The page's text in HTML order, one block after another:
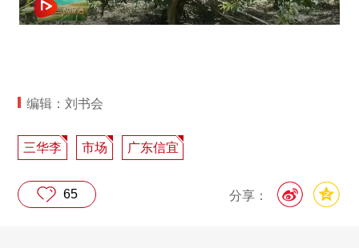
编辑：刘书会
三华李 市场 广东信宜
分享：
65